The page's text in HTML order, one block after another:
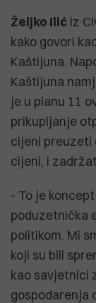
Željko Ilić iz
kako govori
Kaštijuna.
Kaštijuna
je u planu 11
prikupljanje
cijeni preuzeti
cijeni, i
- To je
poduzetnička
politikom. Mi
koji su bili
kao savjetnici
gospodarenja